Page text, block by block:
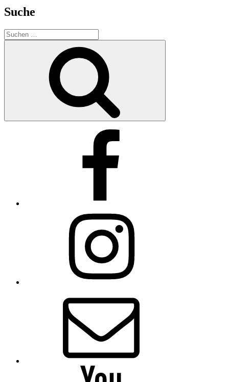
Suche
Suchen
nach: